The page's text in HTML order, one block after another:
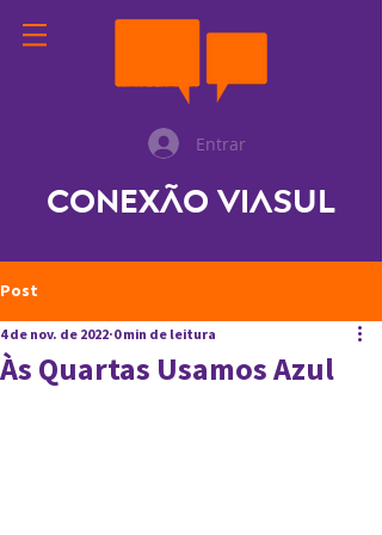
Entrar
Conexão ViaSul
Post
Às Quartas Usamos Azul
4 de nov. de 2022 0 min de leitura